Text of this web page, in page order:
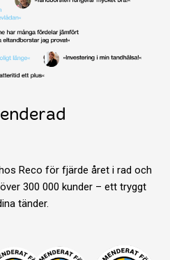
Reco för fjärde året i rad och
300 000 kunder – ett tryggt
tänder.